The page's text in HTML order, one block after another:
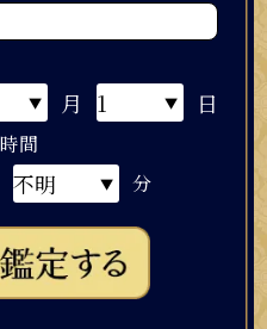
月 日
間
分